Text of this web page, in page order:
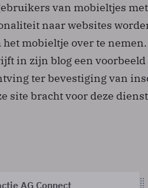
van mobieltjes met
naar websites
mobieltje over te
in zijn blog een
ter bevestiging van
site bracht voor deze
AG Connect